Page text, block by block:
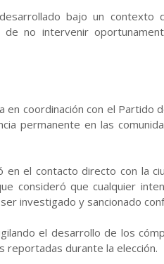
bajo un contexto
de no intervenir
coordinación con el Partido
permanente en las
el contacto directo con la
consideró que cualquier
investigado y sancionado
el desarrollo de los
reportadas durante la elección.